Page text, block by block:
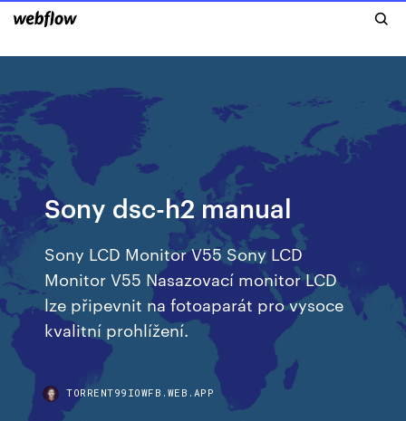
Sony dsc-h2 manual
Sony LCD Monitor V55 Sony LCD
Monitor V55 Nasazovací monitor LCD
lze připevnit na fotoaparát pro vysoce
kvalitní prohlížení.
TORRENT99IOWFB.WEB.APP